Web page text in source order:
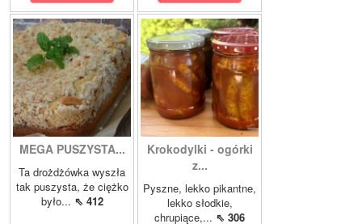
MEGA PUSZYSTA...
Ta drożdżówka wyszła
tak puszysta, że ciężko
było... ⇖ 412
Krokodylki - ogórki
z...
Pyszne, lekko pikantne,
lekko słodkie,
chrupiące,... ⇖ 306